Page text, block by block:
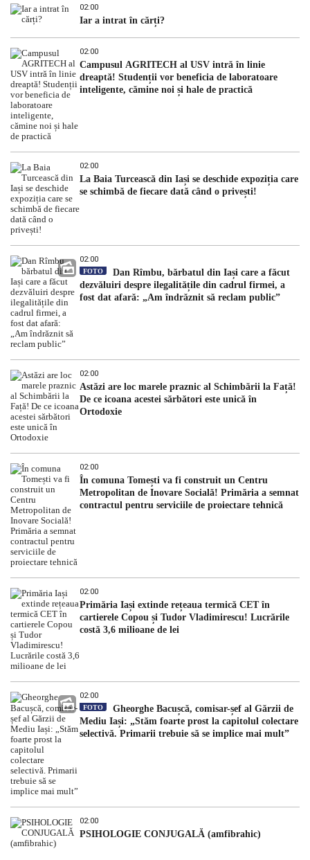
02:00
Iar a intrat în cărți?
02:00
Campusul AGRITECH al USV intră în linie
dreaptă! Studenții vor beneficia de laboratoare
inteligente, cămine noi și hale de practică
02:00
La Baia Turcească din Iași se deschide expoziția care
se schimbă de fiecare dată când o privești!
02:00
FOTO
Dan Rîmbu, bărbatul din Iași care a făcut
dezvăluiri despre ilegalitățile din cadrul firmei, a
fost dat afară: „Am îndrăznit să reclam public”
02:00
Astăzi are loc marele praznic al Schimbării la Față!
De ce icoana acestei sărbători este unică în
Ortodoxie
02:00
În comuna Tomești va fi construit un Centru
Metropolitan de Inovare Socială! Primăria a semnat
contractul pentru serviciile de proiectare tehnică
02:00
Primăria Iași extinde rețeaua termică CET în
cartierele Copou și Tudor Vladimirescu! Lucrările
costă 3,6 milioane de lei
02:00
FOTO
Gheorghe Bacușcă, comisar-șef al Gărzii de
Mediu Iași: „Stăm foarte prost la capitolul colectare
selectivă. Primarii trebuie să se implice mai mult”
02:00
PSIHOLOGIE CONJUGALĂ (amfibrahic)